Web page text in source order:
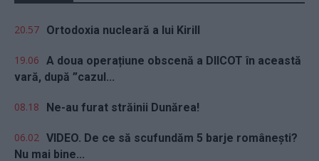
20.57 Ortodoxia nucleară a lui Kirill
19.06 A doua operațiune obscenă a DIICOT în această
vară, după ”cazul...
08.18 Ne-au furat străinii Dunărea!
06.02 VIDEO. De ce să scufundăm 5 barje românești?
Nu mai bine...